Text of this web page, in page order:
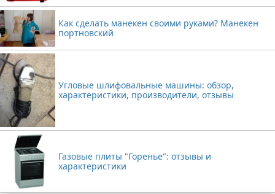
Как сделать манекен своими руками? Манекен
портновский
Угловые шлифовальные машины: обзор,
характеристики, производители, отзывы
Газовые плиты "Горенье": отзывы и
характеристики